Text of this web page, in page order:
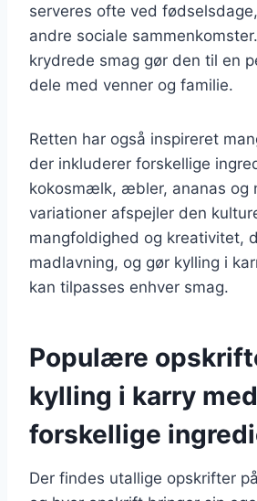
serveres ofte ved
andre sociale
krydrede smag gør den til en
dele med venner og familie.
Retten har også inspireret
der inkluderer forskellige
kokosmælk, æbler, ananas og
variationer afspejler den
mangfoldighed og kreativitet,
madlavning, og gør kylling i
kan tilpasses enhver smag.
Populære
kylling i karry med
forskellige
Der findes utallige opskrifter